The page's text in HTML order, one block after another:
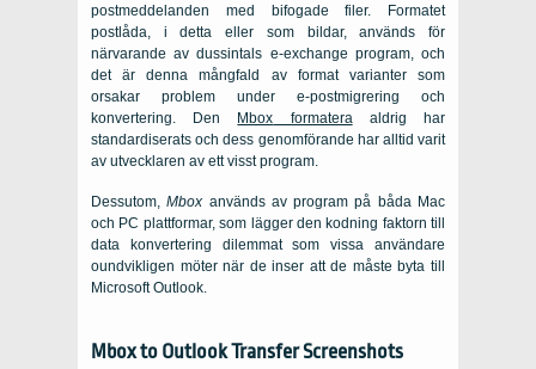
postmeddelanden med bifogade filer. Formatet
postlåda, i detta eller som bildar, används för
närvarande av dussintals e-exchange program, och
det är denna mångfald av format varianter som
orsakar problem under e-postmigrering och
konvertering. Den
Mbox formateraaldrig har
standardiserats och dess genomförande har alltid varit
av utvecklaren av ett visst program.
Dessutom,Mbox används av program på båda Mac
och PC plattformar, som lägger den kodning faktorn till
data konvertering dilemmat som vissa användare
oundvikligen möter när de inser att de måste byta till
Microsoft Outlook.
Mbox to Outlook Transfer Screenshots